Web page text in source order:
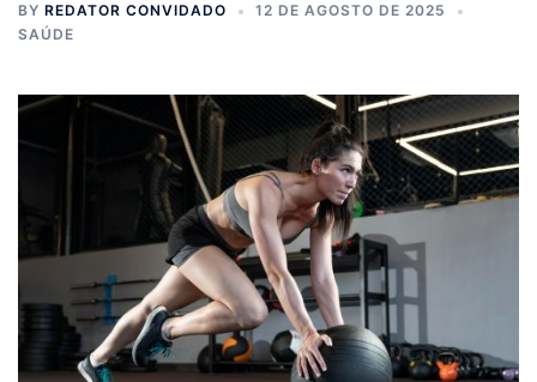
BY REDATOR CONVIDADO
12 DE AGOSTO DE 2025
SAÚDE